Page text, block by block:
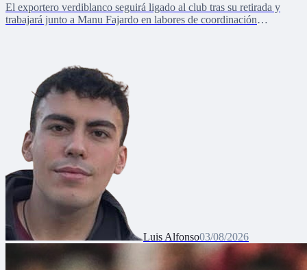
El exportero verdiblanco seguirá ligado al club tras su retirada y
trabajará junto a Manu Fajardo en labores de coordinación
Luis Alfonso03/08/2026